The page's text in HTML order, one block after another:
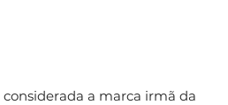
a marca irmã da